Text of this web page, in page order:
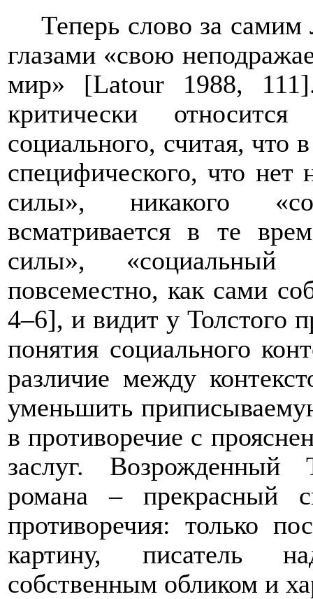
Теперь слово за
глазами «свою
мир» [Latour1988,
критически
социального, считая, что
специфического, что нет
силы», никакого
всматривается в те
силы», «социальный
повсеместно, как сами
4–6], и видит у Толстого
понятия социального
различие между
уменьшить
в противоречие с
заслуг. Возрожденный
романа – прекрасный
противоречия: только
картину, писатель
собственным обликом и